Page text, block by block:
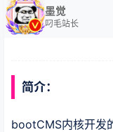
墨觉
叼毛站长
简介：
bootCMS内核开发